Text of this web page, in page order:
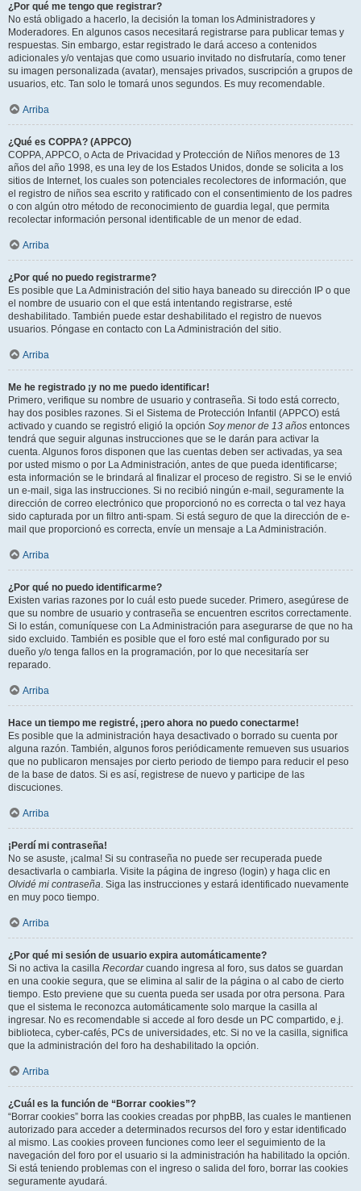
¿Por qué me tengo que registrar?
No está obligado a hacerlo, la decisión la toman los Administradores y
Moderadores. En algunos casos necesitará registrarse para publicar temas y
respuestas. Sin embargo, estar registrado le dará acceso a contenidos
adicionales y/o ventajas que como usuario invitado no disfrutaría, como tener
su imagen personalizada (avatar), mensajes privados, suscripción a grupos de
usuarios, etc. Tan solo le tomará unos segundos. Es muy recomendable.
Arriba
¿Qué es COPPA? (APPCO)
COPPA, APPCO, o Acta de Privacidad y Protección de Niños menores de 13
años del año 1998, es una ley de los Estados Unidos, donde se solicita a los
sitios de Internet, los cuales son potenciales recolectores de información, que
el registro de niños sea escrito y ratificado con el consentimiento de los padres
o con algún otro método de reconocimiento de guardia legal, que permita
recolectar información personal identificable de un menor de edad.
Arriba
¿Por qué no puedo registrarme?
Es posible que La Administración del sitio haya baneado su dirección IP o que
el nombre de usuario con el que está intentando registrarse, esté
deshabilitado. También puede estar deshabilitado el registro de nuevos
usuarios. Póngase en contacto con La Administración del sitio.
Arriba
Me he registrado ¡y no me puedo identificar!
Primero, verifique su nombre de usuario y contraseña. Si todo está correcto,
hay dos posibles razones. Si el Sistema de Protección Infantil (APPCO) está
activado y cuando se registró eligió la opción Soy menor de 13 años entonces
tendrá que seguir algunas instrucciones que se le darán para activar la
cuenta. Algunos foros disponen que las cuentas deben ser activadas, ya sea
por usted mismo o por La Administración, antes de que pueda identificarse;
esta información se le brindará al finalizar el proceso de registro. Si se le envió
un e-mail, siga las instrucciones. Si no recibió ningún e-mail, seguramente la
dirección de correo electrónico que proporcionó no es correcta o tal vez haya
sido capturada por un filtro anti-spam. Si está seguro de que la dirección de e-
mail que proporcionó es correcta, envíe un mensaje a La Administración.
Arriba
¿Por qué no puedo identificarme?
Existen varias razones por lo cuál esto puede suceder. Primero, asegúrese de
que su nombre de usuario y contraseña se encuentren escritos correctamente.
Si lo están, comuníquese con La Administración para asegurarse de que no ha
sido excluido. También es posible que el foro esté mal configurado por su
dueño y/o tenga fallos en la programación, por lo que necesitaría ser
reparado.
Arriba
Hace un tiempo me registré, ¡pero ahora no puedo conectarme!
Es posible que la administración haya desactivado o borrado su cuenta por
alguna razón. También, algunos foros periódicamente remueven sus usuarios
que no publicaron mensajes por cierto periodo de tiempo para reducir el peso
de la base de datos. Si es así, registrese de nuevo y participe de las
discuciones.
Arriba
¡Perdí mi contraseña!
No se asuste, ¡calma! Si su contraseña no puede ser recuperada puede
desactivarla o cambiarla. Visite la página de ingreso (login) y haga clic en
Olvidé mi contraseña. Siga las instrucciones y estará identificado nuevamente
en muy poco tiempo.
Arriba
¿Por qué mi sesión de usuario expira automáticamente?
Si no activa la casilla Recordarcuando ingresa al foro, sus datos se guardan
en una cookie segura, que se elimina al salir de la página o al cabo de cierto
tiempo. Esto previene que su cuenta pueda ser usada por otra persona. Para
que el sistema le reconozca automáticamente solo marque la casilla al
ingresar. No es recomendable si accede al foro desde un PC compartido, e.j.
biblioteca, cyber-cafés, PCs de universidades, etc. Si no ve la casilla, significa
que la administración del foro ha deshabilitado la opción.
Arriba
¿Cuál es la función de “Borrar cookies”?
“Borrar cookies” borra las cookies creadas por phpBB, las cuales le mantienen
autorizado para acceder a determinados recursos del foro y estar identificado
al mismo. Las cookies proveen funciones como leer el seguimiento de la
navegación del foro por el usuario si la administración ha habilitado la opción.
Si está teniendo problemas con el ingreso o salida del foro, borrar las cookies
seguramente ayudará.